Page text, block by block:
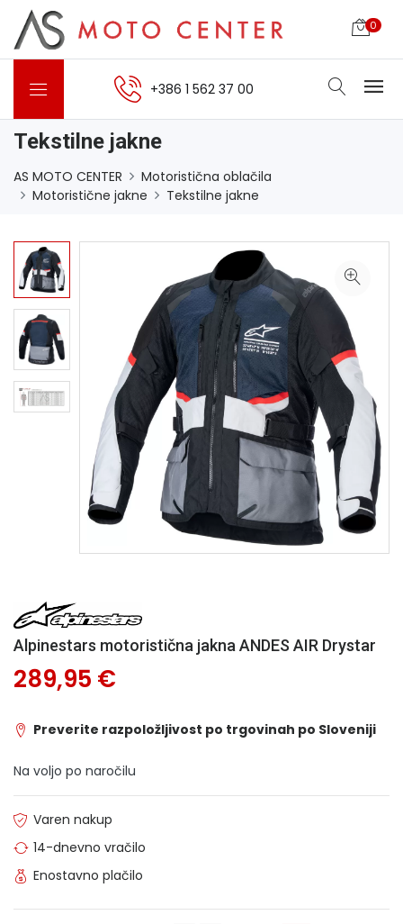
0
+386 1 562 37 00
Tekstilne jakne
AS MOTO CENTER
Motoristična oblačila
Motoristične jakne
Tekstilne jakne
Alpinestars motoristična jakna ANDES AIR Drystar
289,95 €
Preverite razpoložljivost po trgovinah po Sloveniji
Na voljo po naročilu
Varen nakup
14-dnevno vračilo
Enostavno plačilo